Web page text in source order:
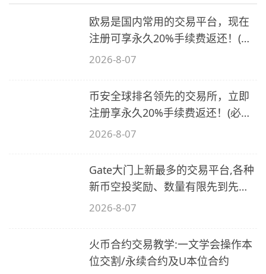
欧易是国内常用的交易平台，现在
注册可享永久20%手续费返还！(必
备1)
2026-8-07
币安全球排名领先的交易所，立即
注册享永久20%手续费返还！(必备
2)
2026-8-07
Gate大门上新最多的交易平台,各种
新币空投奖励、数量有限先到先
得…
2026-8-07
火币合约交易教学:一文学会操作本
位交割/永续合约及U本位合约